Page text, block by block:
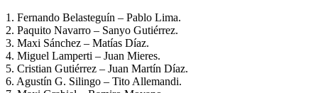
1. Fernando Belasteguín – Pablo Lima.
2. Paquito Navarro – Sanyo Gutiérrez.
3. Maxi Sánchez – Matías Díaz.
4. Miguel Lamperti – Juan Mieres.
5. Cristian Gutiérrez – Juan Martín Díaz.
6. Agustín G. Silingo – Tito Allemandi.